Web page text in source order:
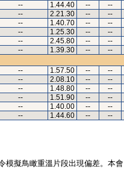
-- 1.44.40 -- --
-- 2.21.30 -- --
-- 1.40.70 -- --
-- 1.25.30 -- --
-- 2.45.80 -- --
-- 1.39.30 -- --
-- 1.57.50 -- --
-- 2.08.10 -- --
-- 1.48.80 -- --
-- 1.51.90 -- --
-- 1.40.00 -- --
-- 1.44.60 -- --
模擬鳥瞰重溫片段出現偏差。本會